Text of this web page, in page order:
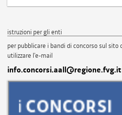
istruzioni per gli enti
per pubblicare i bandi di concorso sul
utilizzare l'e-mail
info.concorsi.aall@regione.fvg.it